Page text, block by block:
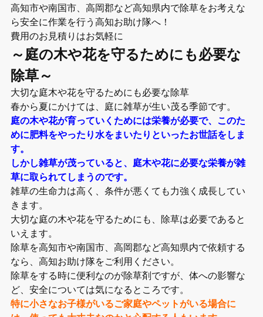
高知市や南国市、高岡郡など高知県内で除草をお考えな
ら安全に作業を行う高知お助け隊へ！
費用のお見積りはお気軽に
～庭の木や花を守るためにも必要な
除草～
大切な庭木や花を守るためにも必要な除草
春から夏にかけては、庭に雑草が生い茂る季節です。
庭の木や花が育っていくためには栄養が必要で、このた
めに肥料をやったり水をまいたりといったお世話をしま
す。
しかし雑草が茂っていると、庭木や花に必要な栄養が雑
草に取られてしまうのです。
雑草の生命力は高く、条件が悪くても力強く成長してい
きます。
大切な庭の木や花を守るためにも、除草は必要であると
いえます。
除草を高知市や南国市、高岡郡など高知県内で依頼する
なら、高知お助け隊をご利用ください。
除草をする時に便利なのが除草剤ですが、体への影響な
ど、安全については気になるところです。
特に小さなお子様がいるご家庭やペットがいる場合に